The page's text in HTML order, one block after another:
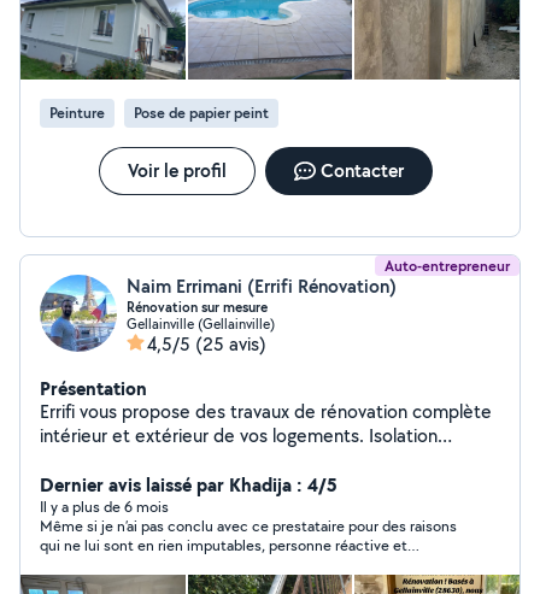
Peinture Pose de papier peint
Voir le profil Contacter
Auto-entrepreneur
Naim Errimani (Errifi Rénovation)
Rénovation sur mesure
Gellainville (Gellainville)
4,5/5 (25 avis)
Présentation
Errifi vous propose des travaux de rénovation complète
intérieur et extérieur de vos logements. Isolation
de plaque de plâtre Création de mezzanine
Aménagement intérieur et extérieur Travaux de finition
Peinture Parquet et revêtement de sol Bardage sur
façade extérieur ou intérieur Plomberie SDB Demandez
votre devis gratuit
Dernier avis laissé par Khadija : 4/5
Il y a plus de 6 mois
Même si je n’ai pas conclu avec ce prestataire pour des raisons
qui ne lui sont en rien imputables, personne réactive et